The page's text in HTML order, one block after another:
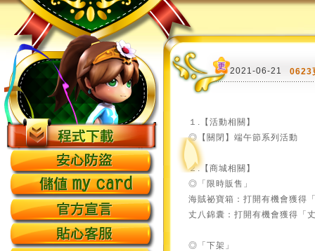
2021-06-21 0623
１.【活動相關】
◎【關閉】端午節系列活動
２.【商城相關】
◎「限時販售」
海賊祕寶箱：打開有機會獲得
丈八錦囊：打開有機會獲得「
◎「下架」